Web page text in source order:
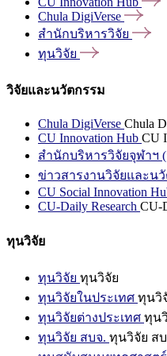
Chula DigiVerse
สำนักบริหารวิจัย
ทุนวิจัย
วิจัยและนวัตกรรม
Chula DigiVerse Chula
CU Innovation Hub CU
สำนักบริหารวิจัยจุฬาฯ
ข่าวสารงานวิจัยและน
CU Social Innovation
CU-Daily Research CU-
ทุนวิจัย
ทุนวิจัย ทุนวิจัย
ทุนวิจัยในประเทศ ทุนวิ
ทุนวิจัยต่างประเทศ ทุน
ทุนวิจัย สบจ. ทุนวิจัย ส